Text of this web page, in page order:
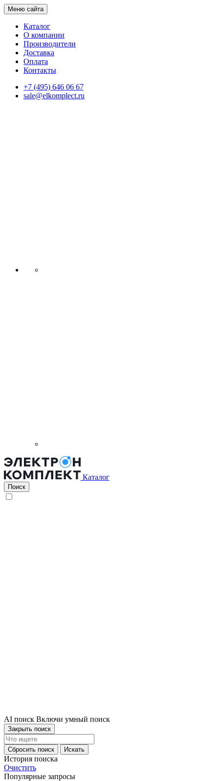
Меню сайта
Каталог
О компании
Производители
Доставка
Оплата
Контакты
+7 (495) 646 06 67
sale@elkomplect.ru
Каталог
Поиск
AI поиск Включи умный поиск
Закрыть поиск
Сбросить поиск Искать
История поиска
Очистить
Популярные запросы